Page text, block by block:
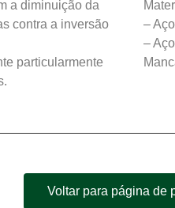
a diminuição da
contra a inversão
particularmente
–
–
Voltar para página de